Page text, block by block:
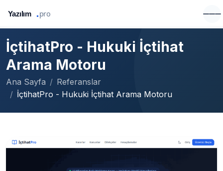
İçtihatPro - Hukuki İçtihat
Arama Motoru
Ana Sayfa
Referanslar
İçtihatPro - Hukuki İçtihat Arama Motoru